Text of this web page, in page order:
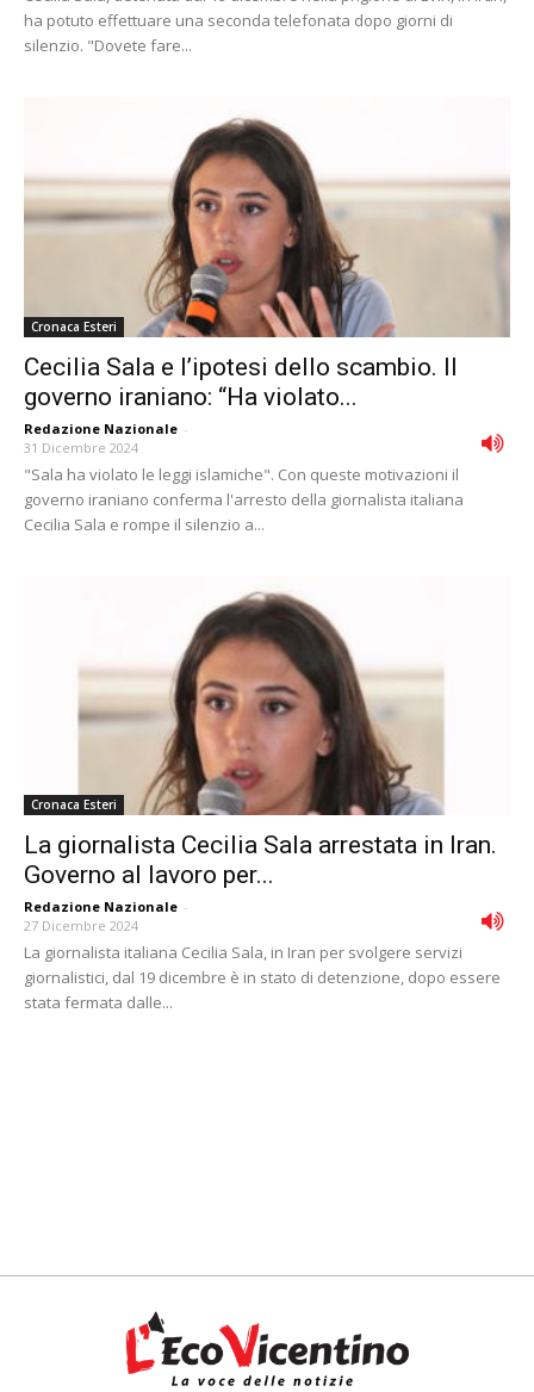
ha potuto effettuare una seconda telefonata dopo giorni di
silenzio. "Dovete fare...
Cronaca Esteri
Cecilia Sala e l’ipotesi dello scambio. Il
governo iraniano: “Ha violato...
Redazione Nazionale -
31 Dicembre 2024
"Sala ha violato le leggi islamiche". Con queste motivazioni il
governo iraniano conferma l'arresto della giornalista italiana
Cecilia Sala e rompe il silenzio a...
Cronaca Esteri
La giornalista Cecilia Sala arrestata in Iran.
Governo al lavoro per...
Redazione Nazionale -
27 Dicembre 2024
La giornalista italiana Cecilia Sala, in Iran per svolgere servizi
giornalistici, dal 19 dicembre è in stato di detenzione, dopo essere
stata fermata dalle...